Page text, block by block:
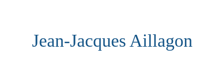
Jean-Jacques Aillagon